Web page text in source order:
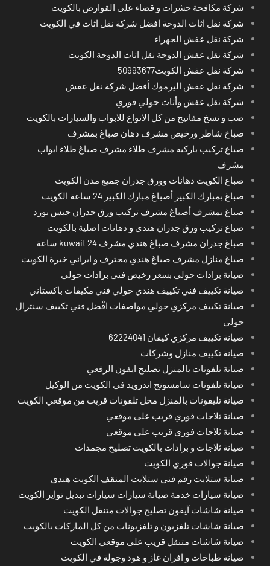
شركة مكافحة حشرات و قضاء على القوارض بالكويت
شركة نقل اثاث الدوحة افضل شركة نقل اثاث في الكويت
شركة نقل عفش الجهراء
شركة نقل عفش الدوحة نقل اثاث الدوحة الكويت
شركة نقل عفش الكويت50993677
شركة نقل عفش اليرموك أفضل شركة نقل عفش
شركة نقل عفش وأثاث حولي فوري
صب و نسخ مفاتيح من كل الانواع للابواب والسيارات بالكويت
صباخ شاطر ورخيص مشرف دهان صباغ بمشرف
صباع تركيب باركيه مشرف طلاء مشرف صباغ طلاء ابواب
مشرف
صباغ الكويت دهانات وورق جدران جميع مدن الكويت
صباغ بمبارك الكبير أصباغ مبارك الكبير 24 ساعة الكويت
صباغ بمشرف أصباغ مشرف تركيب ورق جدران جبس بورد
صباغ تركيب ورق جدران هندي و دهانات اصلية بالكويت
صباغ جدران مشرف صباغ هندي مشرف kuwait 24 ساعة
صباغ منازل مشرف صباغ هندي محترف و ايراني خبرة الكويت
صيانة برادات حولي بسعر رخيص فني برادات حولي
صيانة تكييف فني تكييف هندي حولي فني مكيفات باكستاني
صيانة تكييف مركزي حولي مواصفات افْضل فني تكييف سنترال
حولي
صيانة تكييف مركزي كيفان 62224041
صيانة تكييف منازل وشركات
صيانة تلفونات بالمنزل تصليح ايفون الرقعي
صيانة تلفونات سامسونج اندرويد في الكويت من الوكيل
صيانة تليفونات بالمنزل محل تلفونات قريب من موقعي الكويت
صيانة ثلاجات فوري قريب على موقعي
صيانة ثلاجات فوري قريب على موقعي
صيانة ثلاجات و برادات بالكويت تصليح مجمدات
صيانة جوالات فوري الكويت
صيانة ستلايت رقم فني ستلايت المنقف الكويت هندي
صيانة سيارات خدمة صيانة سيارات سيارات تبديل تواير الكويت
صيانة شاشات آيفون تصليح جوالات متنقل الكويت
صيانة شاشات تلفزيون و تلفزيونات من كل الماركات بالكويت
صيانة شاشات متنقل قريب على موقعي الكويت
صيانة طباخات و افران غاز و هود وجولة في الكويت